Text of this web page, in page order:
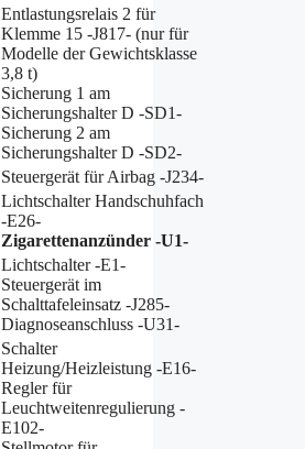
Entlastungsrelais 2 für
Klemme 15 -J817- (nur für
Modelle der Gewichtsklasse
3,8 t)
Sicherung 1 am
Sicherungshalter D -SD1-
Sicherung 2 am
Sicherungshalter D -SD2-
Steuergerät für Airbag -J234-
Lichtschalter Handschuhfach
-E26-
Zigarettenanzünder -U1-
Lichtschalter -E1-
Steuergerät im
Schalttafeleinsatz -J285-
Diagnoseanschluss -U31-
Schalter
Heizung/Heizleistung -E16-
Regler für
Leuchtweitenregulierung -
E102-